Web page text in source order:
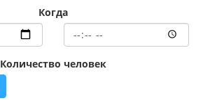
Когда
Количество человек